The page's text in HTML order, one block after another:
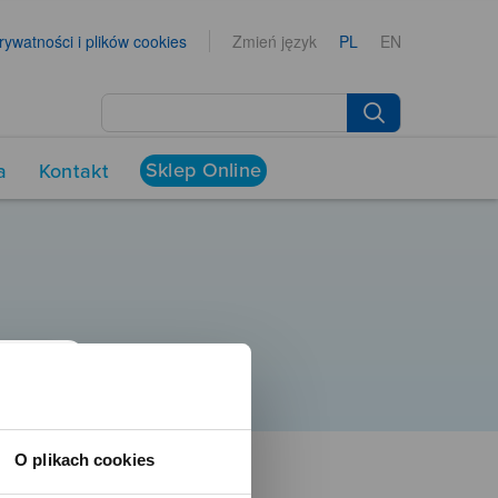
O plikach cookies
i plików cookies Zmień język PL EN
Kontakt Sklep Online